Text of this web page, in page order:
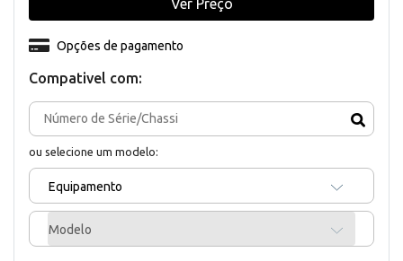
Compativel com:
ou selecione um modelo:
Equipamento
Modelo
Opções de pagamento
Ver Preço